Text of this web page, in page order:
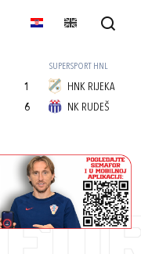
1
6
SUPERSPORT HNL
HNK RIJEKA
NK RUDEŠ